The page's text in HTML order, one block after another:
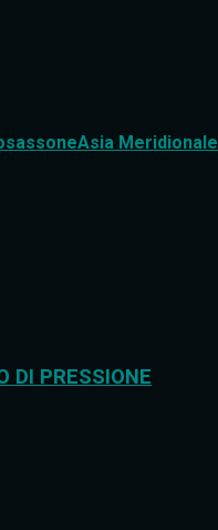
Asia Meridionale
DI PRESSIONE